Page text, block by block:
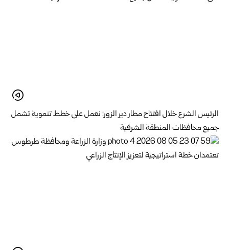
الرئيس الشرع خلال افتتاح مطار دير الزور: نعمل على خطط تنموية تشمل
جميع محافظات المنطقة الشرقية